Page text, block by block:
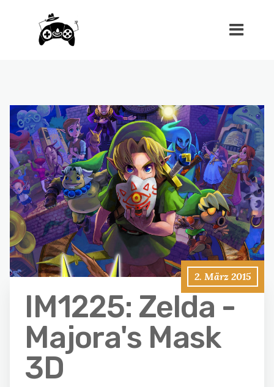
2. März 2015
IM1225: Zelda -
Majora's Mask
3D